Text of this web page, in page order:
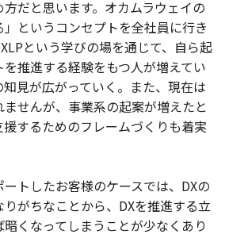
だと思います。オカムラウェイの
というコンセプトを全社員に行き
という学びの場を通じて、自ら起
推進する経験をもつ人が増えてい
見が広がっていく。また、現在は
せんが、事業系の起案が増えたと
するためのフレームづくりも着実
トしたお客様のケースでは、DXの
がちなことから、DXを推進する立
くなってしまうことが少なくあり